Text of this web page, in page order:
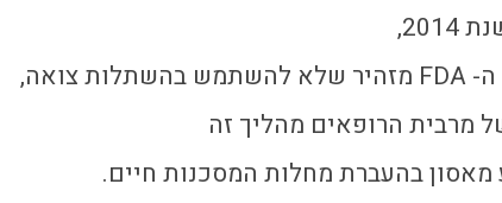
מרבית הרופאים מהליך זה
מאסון בהעברת מחלות המסכנות חיים.